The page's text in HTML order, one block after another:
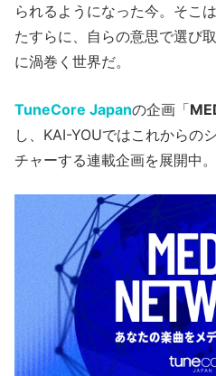
られるようになった今。そこ
たすらに、自らの意思で選び
に渦巻く世界だ。
TuneCore Japanの企画「
し、KAI-YOUではこれからの
チャーする連載企画を展開中。